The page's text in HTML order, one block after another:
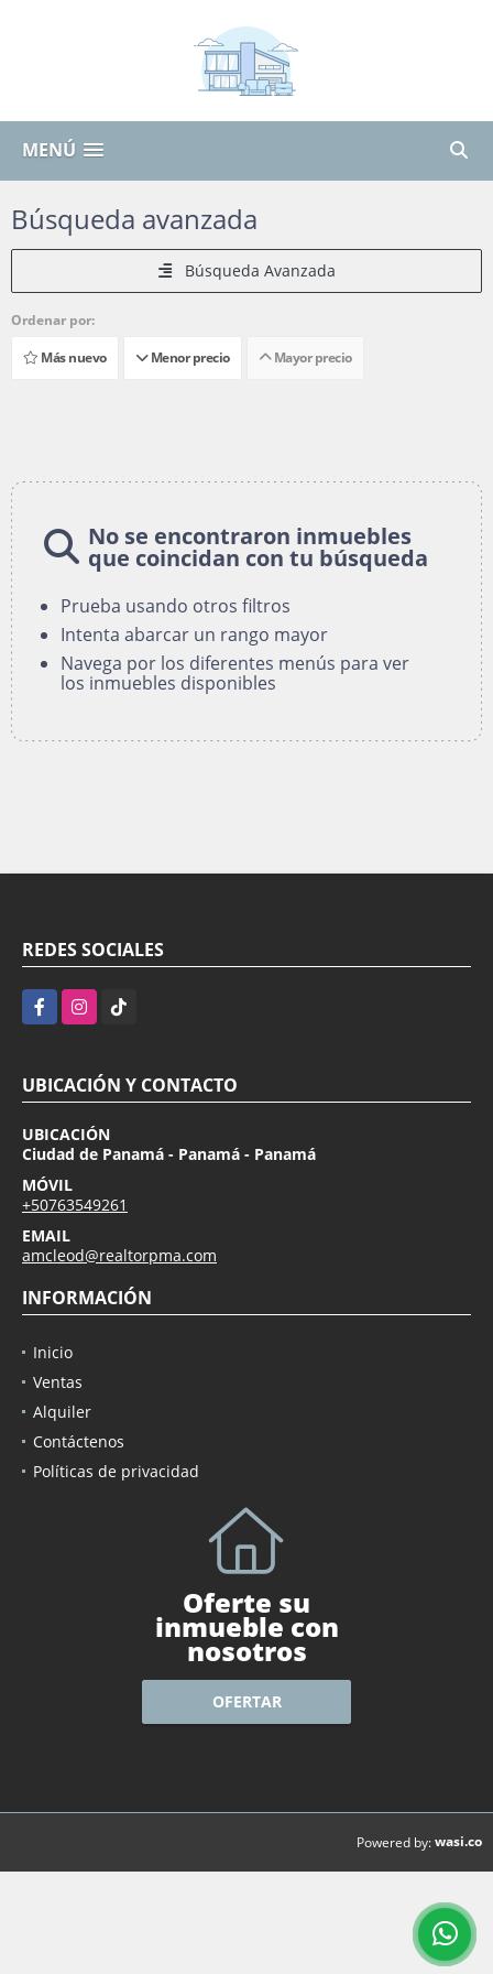
MENÚ
Búsqueda avanzada
Búsqueda Avanzada
Ordenar por:
Más nuevo
Menor precio Mayor precio
No se encontraron inmuebles
que coincidan con tu búsqueda
Prueba usando otros filtros
Intenta abarcar un rango mayor
Navega por los diferentes menús para ver
los inmuebles disponibles
REDES SOCIALES
FacebookInstagramTikTok
UBICACIÓN Y CONTACTO
UBICACIÓN
Ciudad de Panamá - Panamá - Panamá
MÓVIL
+50763549261
EMAIL
amcleod@realtorpma.com
INFORMACIÓN
Inicio
Ventas
Alquiler
Contáctenos
Políticas de privacidad
Oferte su
inmueble con
nosotros
OFERTAR
Powered by:wasi.co